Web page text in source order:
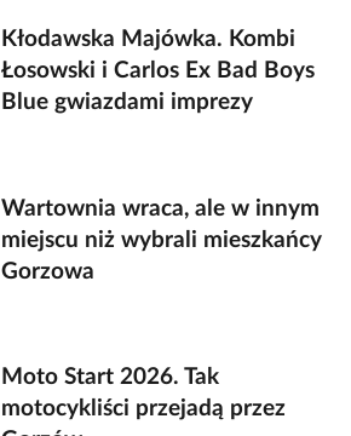
Kłodawska Majówka. Kombi
Łosowski i Carlos Ex Bad Boys
Blue gwiazdami imprezy
Wartownia wraca, ale w innym
miejscu niż wybrali mieszkańcy
Gorzowa
Moto Start 2026. Tak
motocykliści przejadą przez